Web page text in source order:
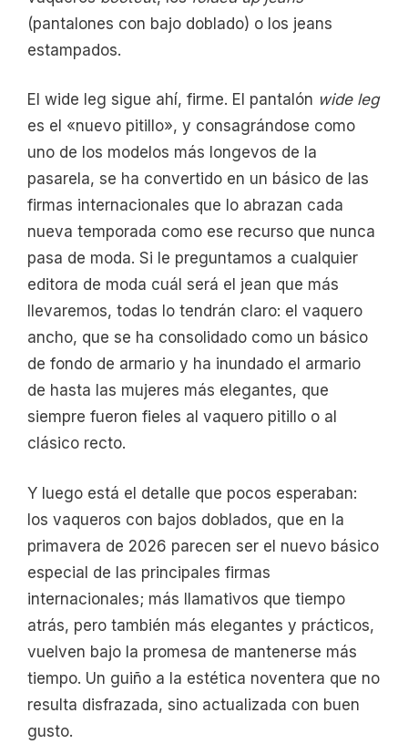
(pantalones con bajo doblado) o los jeans
estampados.
El wide leg sigue ahí, firme. El pantalón wide leg
es el «nuevo pitillo», y consagrándose como
uno de los modelos más longevos de la
pasarela, se ha convertido en un básico de las
firmas internacionales que lo abrazan cada
nueva temporada como ese recurso que nunca
pasa de moda. Si le preguntamos a cualquier
editora de moda cuál será el jean que más
llevaremos, todas lo tendrán claro: el vaquero
ancho, que se ha consolidado como un básico
de fondo de armario y ha inundado el armario
de hasta las mujeres más elegantes, que
siempre fueron fieles al vaquero pitillo o al
clásico recto.
Y luego está el detalle que pocos esperaban:
los vaqueros con bajos doblados, que en la
primavera de 2026 parecen ser el nuevo básico
especial de las principales firmas
internacionales; más llamativos que tiempo
atrás, pero también más elegantes y prácticos,
vuelven bajo la promesa de mantenerse más
tiempo. Un guiño a la estética noventera que no
resulta disfrazada, sino actualizada con buen
gusto.